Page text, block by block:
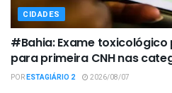
CIDADES
#Bahia: Exame toxicológico
para primeira CNH nas
PORESTAGIÁRIO 2 2026/08/07